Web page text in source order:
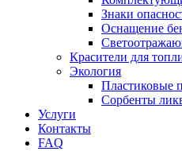
Знаки
Оснащение
Красители для
Экология
Пластиковые
Сорбенты
Услуги
Контакты
FAQ